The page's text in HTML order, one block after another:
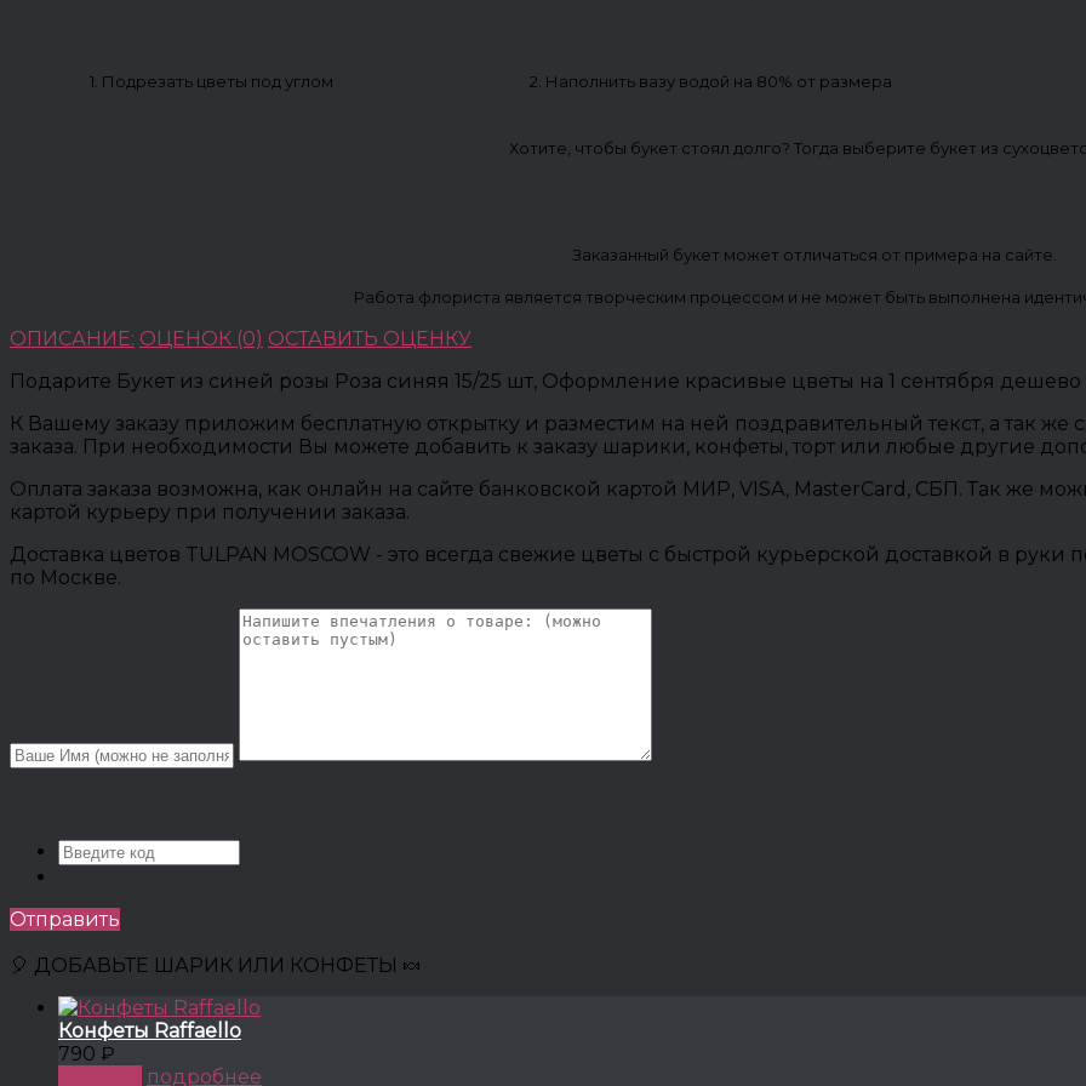
1. Подрезать цветы под углом 2. Наполнить вазу водой на 80% от размера
Хотите, чтобы букет стоял долго? Тогда выберите букет из
Заказанный букет может отличаться от примера на сайте.
Работа флориста является творческим процессом и не может быть выполнена
ОПИСАНИЕ: ОЦЕНОК (0) ОСТАВИТЬ ОЦЕНКУ
Подарите Букет из синей розы Роза синяя 15/25 шт, Оформление красивые цветы на 1 сентября
К Вашему заказу приложим бесплатную открытку и разместим на ней поздравительный текст, а так
заказа. При необходимости Вы можете добавить к заказу шарики, конфеты, торт или любые другие
Оплата заказа возможна, как онлайн на сайте банковской картой МИР, VISA, MasterCard, СБП. Так же
картой курьеру при получении заказа.
Доставка цветов TULPAN MOSCOW - это всегда свежие цветы с быстрой курьерской доставкой в руки
по Москве.
Отправить
🎈 ДОБАВЬТЕ ШАРИК ИЛИ КОНФЕТЫ 🍬
Конфеты Raffaello
790 ₽
подробнее